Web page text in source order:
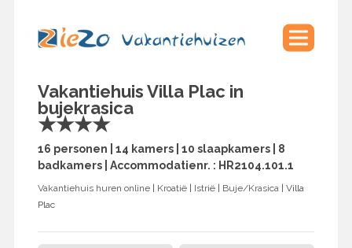
Vakantiehuis Villa Plac in
bujekrasica
★★★★
16 personen | 14 kamers | 10 slaapkamers | 8
badkamers | Accommodatienr. : HR2104.101.1
Vakantiehuis huren online| Kroatië| Istrië| Buje/Krasica| Villa
Plac